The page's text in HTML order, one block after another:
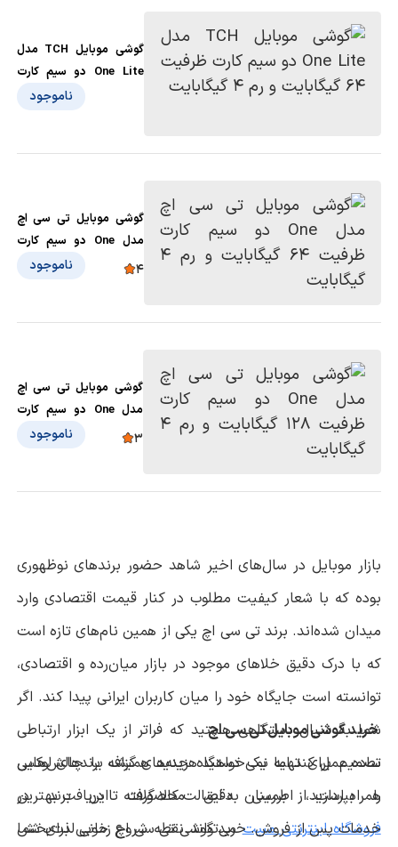
گوشی موبایل TCH مدل
One Lite دو سیم کارت
ناموجود
گوشی موبایل تی سی اچ
مدل One دو سیم کارت
4 ناموجود
گوشی موبایل تی سی اچ
مدل One دو سیم کارت
ظرفیت 128 گیگابایت و رم
3 ناموجود
بازار موبایل در سال‌های اخیر شاهد حضور برندهای نوظهوری
بوده که با شعار کیفیت مطلوب در کنار قیمت اقتصادی وارد
میدان شده‌اند. برند تی سی اچ یکی از همین نام‌های تازه است
که با درک دقیق خلاهای موجود در بازار میان‌رده و اقتصادی،
توانسته است جایگاه خود را میان کاربران ایرانی پیدا کند. اگر
شما به دنبال دستگاهی هستید که فراتر از یک ابزار ارتباطی
ساده عمل کند اما نمی‌خواهید هزینه‌های گزاف برندهای لوکس
را بپردازید، بررسی دقیق محصولات این برند در
فروشگاه اینترنتی مبیتمی‌تواند نقطه شروع خوبی برای شما
خرید گوشی موبایل تی سی اچ
تصمیم برای تهیه یک دستگاه جدید همیشه با چالش‌هایی
همراه است. از اطمینان به اصالت کالا گرفته تا دریافت بهترین
خدمات پس از فروش. خرید گوشی تی سی اچ زمانی لذت‌بخش